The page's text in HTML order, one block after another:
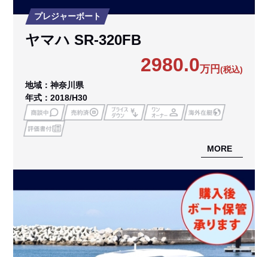
プレジャーボート
ヤマハ SR-320FB
2980.0万円(税込)
地域：神奈川県
年式：2018/H30
MORE